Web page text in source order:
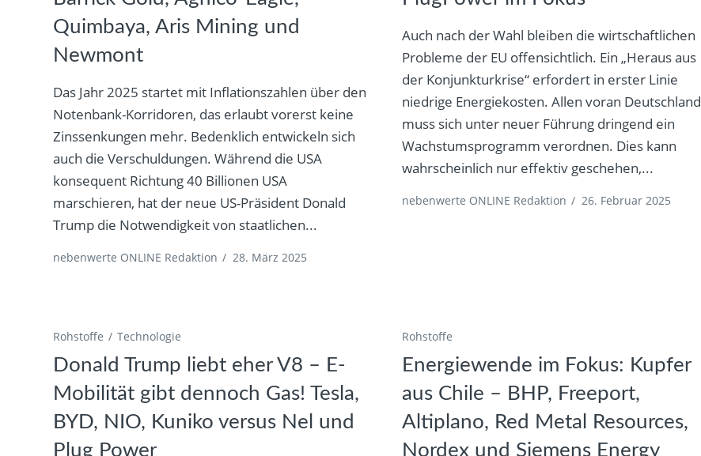
Quimbaya, Aris Mining und
Newmont
Das Jahr 2025 startet mit Inflationszahlen über den
Notenbank-Korridoren, das erlaubt vorerst keine
Zinssenkungen mehr. Bedenklich entwickeln sich
auch die Verschuldungen. Während die USA
konsequent Richtung 40 Billionen USA
marschieren, hat der neue US-Präsident Donald
Trump die Notwendigkeit von staatlichen...
nebenwerte ONLINE Redaktion / 28. März 2025
Auch nach der Wahl bleiben die wirtschaftlichen
Probleme der EU offensichtlich. Ein „Heraus aus
der Konjunkturkrise“ erfordert in erster Linie
niedrige Energiekosten. Allen voran Deutschland
muss sich unter neuer Führung dringend ein
Wachstumsprogramm verordnen. Dies kann
wahrscheinlich nur effektiv geschehen,...
nebenwerte ONLINE Redaktion / 26. Februar 2025
Rohstoffe Technologie
Donald Trump liebt eher V8 – E-
Mobilität gibt dennoch Gas! Tesla,
BYD, NIO, Kuniko versus Nel und
Plug Power
Rohstoffe
Energiewende im Fokus: Kupfer
aus Chile – BHP, Freeport,
Altiplano, Red Metal Resources,
Nordex und Siemens Energy